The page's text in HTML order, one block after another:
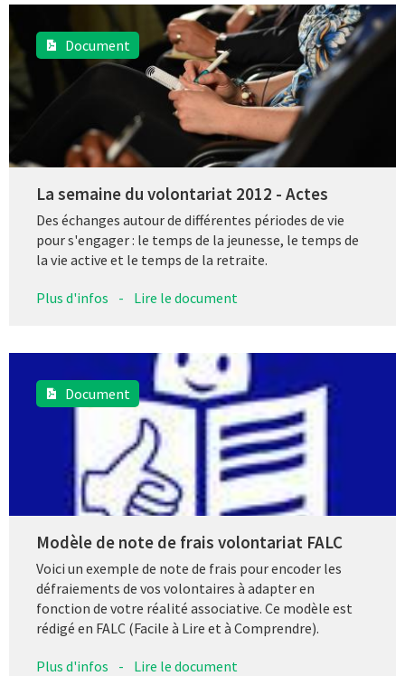
Document
La semaine du volontariat 2012 - Actes
Des échanges autour de différentes périodes de vie
pour s'engager : le temps de la jeunesse, le temps de
la vie active et le temps de la retraite.
Plus d'infos - Lire le document
Document
Modèle de note de frais volontariat FALC
Voici un exemple de note de frais pour encoder les
défraiements de vos volontaires à adapter en
fonction de votre réalité associative. Ce modèle est
rédigé en FALC (Facile à Lire et à Comprendre).
Plus d'infos - Lire le document